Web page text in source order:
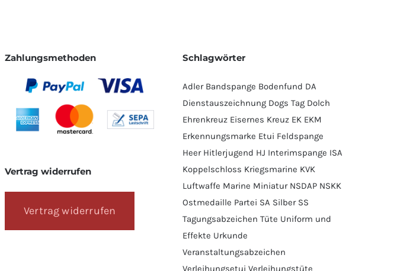
Zahlungsmethoden
Vertrag widerrufen
Vertrag widerrufen
Schlagwörter
Adler Bandspange Bodenfund DA
Dienstauszeichnung Dogs Tag Dolch
Ehrenkreuz Eisernes Kreuz EK EKM
Erkennungsmarke Etui Feldspange
Heer Hitlerjugend HJ Interimspange ISA
Koppelschloss Kriegsmarine KVK
Luftwaffe Marine Miniatur NSDAP NSKK
Ostmedaille Partei SA Silber SS
Tagungsabzeichen Tüte Uniform und
Effekte Urkunde
Veranstaltungsabzeichen
Verleihungsetui Verleihungstüte